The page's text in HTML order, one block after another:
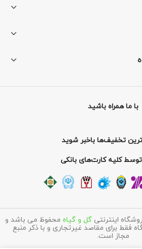
با ما همراه باشید
تخفیف‌ها باخبر شوید
کلیه کارت‌های بانکی
اینترنتی گل و گیاه محفوظ می باشد و
فقط برای مقاصد غیرتجاری و با ذکر منبع
مجاز است.